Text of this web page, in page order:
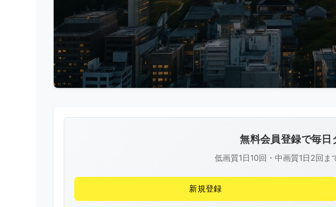
無料会員登録で毎日
低画質1日10回・中画質1日2回
新規登録